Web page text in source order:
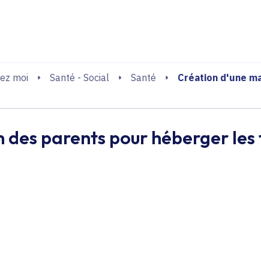
moi Santé - Social Santé
Création d'une
des parents pour héberger